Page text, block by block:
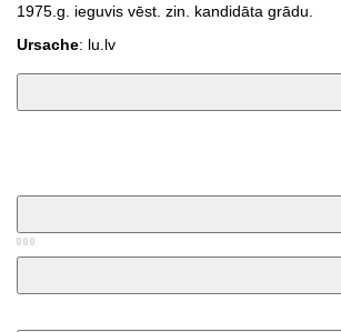
1975.g. ieguvis vēst. zin. kandidāta grādu.
Ursache: lu.lv